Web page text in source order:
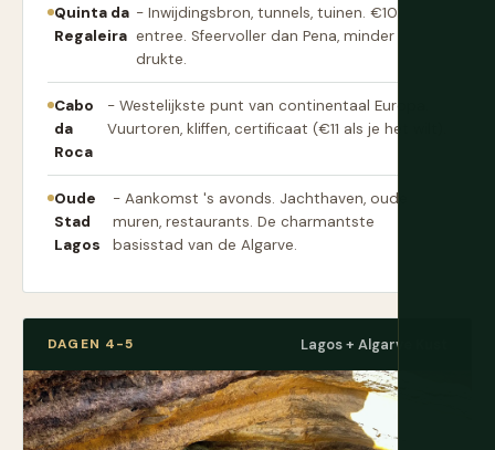
Quinta da
Regaleira
- Inwijdingsbron, tunnels, tuinen. €10
entree. Sfeervoller dan Pena, minder
drukte.
Cabo
da
Roca
- Westelijkste punt van continentaal Europa.
Vuurtoren, kliffen, certificaat (€11 als je het wilt).
Oude
Stad
Lagos
- Aankomst 's avonds. Jachthaven, oude
muren, restaurants. De charmantste
basisstad van de Algarve.
DAGEN 4-5 Lagos + Algarve Kust